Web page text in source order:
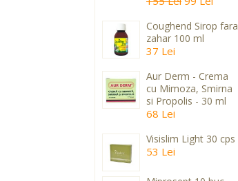
Coughend Sirop fara
zahar 100 ml
37 Lei
Aur Derm - Crema
cu Mimoza, Smirna
si Propolis - 30 ml
68 Lei
Visislim Light 30 cps
53 Lei